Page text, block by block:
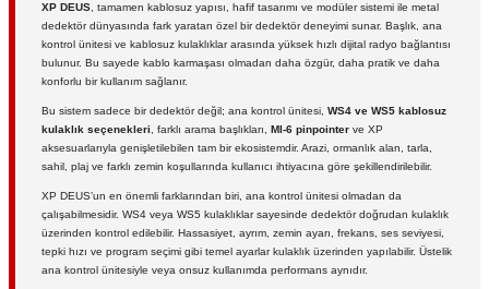
XP DEUS, tamamen kablosuz yapısı, hafif tasarımı ve modüler sistemi ile metal
dedektör dünyasında fark yaratan özel bir dedektör deneyimi sunar. Başlık, ana
kontrol ünitesi ve kablosuz kulaklıklar arasında yüksek hızlı dijital radyo bağlantısı
bulunur. Bu sayede kablo karmaşası olmadan daha özgür, daha pratik ve daha
konforlu bir kullanım sağlanır.
Bu sistem sadece bir dedektör değil; ana kontrol ünitesi, WS4 ve WS5 kablosuz
kulaklık seçenekleri, farklı arama başlıkları, MI-6 pinpointer ve XP
aksesuarlarıyla genişletilebilen tam bir ekosistemdir. Arazi, ormanlık alan, tarla,
sahil, plaj ve farklı zemin koşullarında kullanıcı ihtiyacına göre şekillendirilebilir.
XP DEUS’un en önemli farklarından biri, ana kontrol ünitesi olmadan da
çalışabilmesidir. WS4 veya WS5 kulaklıklar sayesinde dedektör doğrudan kulaklık
üzerinden kontrol edilebilir. Hassasiyet, ayrım, zemin ayarı, frekans, ses seviyesi,
tepki hızı ve program seçimi gibi temel ayarlar kulaklık üzerinden yapılabilir. Üstelik
ana kontrol ünitesiyle veya onsuz kullanımda performans aynıdır.